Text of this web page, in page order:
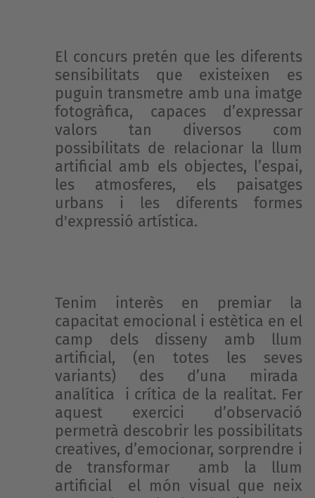
El concurs pretén que les diferents
sensibilitats que existeixen es
puguin transmetre amb una imatge
fotogràfica, capaces d’expressar
valors tan diversos com
possibilitats de relacionar la llum
artificial amb els objectes, l’espai,
les atmosferes, els paisatges
urbans i les diferents formes
d'expressió artística.
Tenim interès en premiar la
capacitat emocional i estètica en el
camp dels disseny amb llum
artificial, (en totes les seves
variants) des d’una mirada
analítica i crítica de la realitat. Fer
aquest exercici d’observació
permetrà descobrir les possibilitats
creatives, d’emocionar, sorprendre i
de transformar amb la llum
artificial el món visual que neix